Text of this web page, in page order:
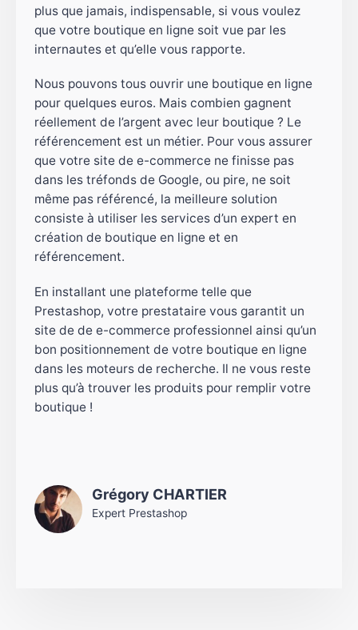
plus que jamais, indispensable, si vous voulez
que votre boutique en ligne soit vue par les
internautes et qu’elle vous rapporte.
Nous pouvons tous ouvrir une boutique en ligne
pour quelques euros. Mais combien gagnent
réellement de l’argent avec leur boutique ? Le
référencement est un métier. Pour vous assurer
que votre site de e-commerce ne finisse pas
dans les tréfonds de Google, ou pire, ne soit
même pas référencé, la meilleure solution
consiste à utiliser les services d’un expert en
création de boutique en ligne et en
référencement.
En installant une plateforme telle que
Prestashop, votre prestataire vous garantit un
site de de e-commerce professionnel ainsi qu’un
bon positionnement de votre boutique en ligne
dans les moteurs de recherche. Il ne vous reste
plus qu’à trouver les produits pour remplir votre
boutique !
Grégory CHARTIER
Expert Prestashop